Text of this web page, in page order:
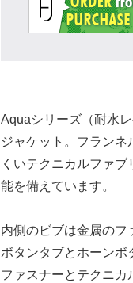
Aquaシリーズ（耐水
ジャケット。フラン
くいテクニカルファ
能を備えています。
内側のビブは金属のフ
ボタンタブとホーンボ
ファスナーとテクニカ